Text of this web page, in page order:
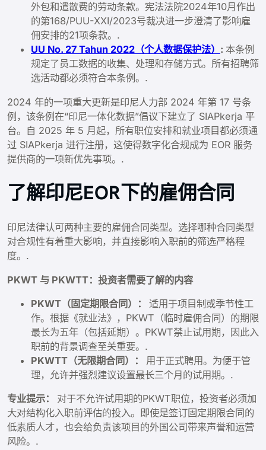
外包和遣散费的劳动条款。宪法法院2024年10月作出
的第168/PUU-XXI/2023号裁决进一步澄清了影响雇
佣安排的21项条款。.
UU No. 27 Tahun 2022（个人数据保护法） : 本条例
规定了员工数据的收集、处理和存储方式。所有招聘筛
选活动都必须符合本条例。.
2024 年的一项重大更新是印尼人力部 2024 年第 17 号条
例，该条例在“印尼一体化数据”倡议下建立了 SIAPkerja 平
台。自 2025 年 5 月起，所有职位安排和就业项目都必须通
过 SIAPkerja 进行注册，这使得数字化合规成为 EOR 服务
提供商的一项新优先事项。.
了解印尼EOR下的雇佣合同
印尼法律认可两种主要的雇佣合同类型。选择哪种合同类型
对合规性有着重大影响，并直接影响入职前的筛选严格程
度。.
PKWT 与 PKWTT：投资者需要了解的内容
PKWT（固定期限合同）： 适用于项目制或季节性工
作。根据《就业法》，PKWT（临时雇佣合同）的期限
最长为五年（包括延期）。PKWT禁止试用期，因此入
职前的背景调查至关重要。.
PKWTT（无限期合同）： 用于正式聘用。为便于管
理，允许并强烈建议设置最长三个月的试用期。.
专业提示： 对于不允许试用期的PKWT职位，投资者必须加
大对结构化入职前评估的投入。即使是签订固定期限合同的
低素质人才，也会给负责该项目的外国公司带来声誉和运营
风险。.